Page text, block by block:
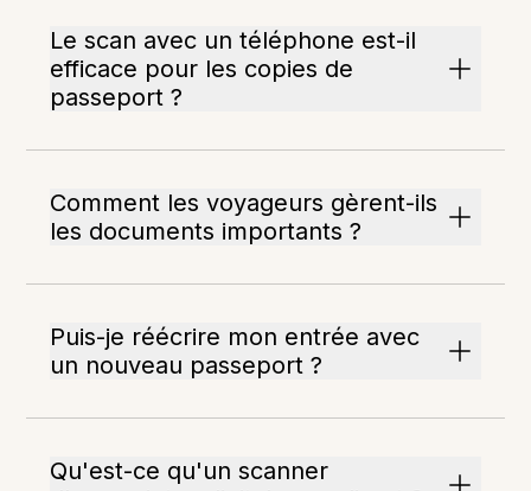
Le scan avec un téléphone est-il
efficace pour les copies de
passeport ?
Comment les voyageurs gèrent-ils
les documents importants ?
Puis-je réécrire mon entrée avec
un nouveau passeport ?
Qu'est-ce qu'un scanner